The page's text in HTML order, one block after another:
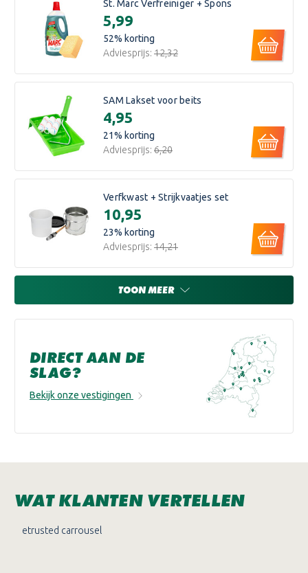
St. Marc Verfreiniger + Spons
€5,99
52% korting
Adviesprijs: €12,32
SAM Lakset voor beits
€4,95
21% korting
Adviesprijs: €6,20
Verfkwast + Strijkvaatjes set
€10,95
23% korting
Adviesprijs: €14,21
TOON MEER
DIRECT AAN DE
SLAG?
Bekijk onze vestigingen
WAT KLANTEN VERTELLEN
etrusted carrousel